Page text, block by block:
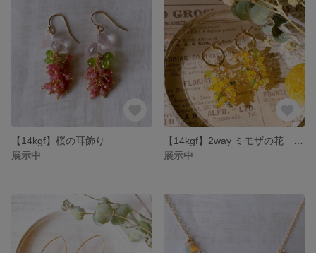
【14kgf】桜の耳飾り
展示中
展示中